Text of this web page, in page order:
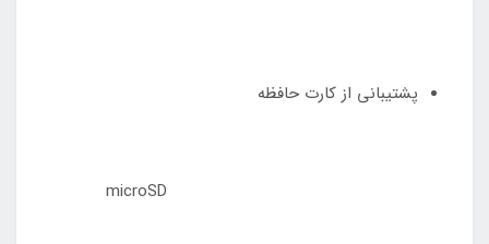
پشتیبانی از کارت حافظه